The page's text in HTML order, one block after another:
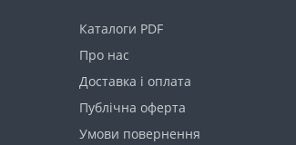
Каталоги PDF
Про нас
Доставка і оплата
Публічна оферта
Умови повернення